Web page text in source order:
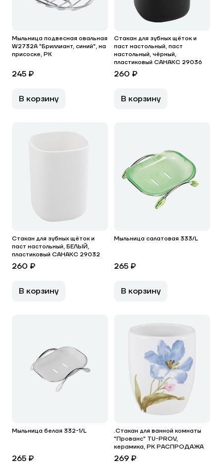
Мыльница подвесная овальная
W2732A "Бриллиант, синий", на
присоске, РК
245 ₽
В корзину
Стакан для зубных щёток и
паст настольный, паст
настольный, чёрный,
пластиковый САНАКС 29036
260 ₽
В корзину
Стакан для зубных щёток и
паст настольный, БЕЛЫЙ,
пластиковый САНАКС 29032
260 ₽
В корзину
Мыльница салатовая 333/L
265 ₽
В корзину
Мыльница белая 332-1/L
265 ₽
.Стакан для ванной комнаты
"Прованс" TU-PROV,
керамика, РК РАСПРОДАЖА
269 ₽